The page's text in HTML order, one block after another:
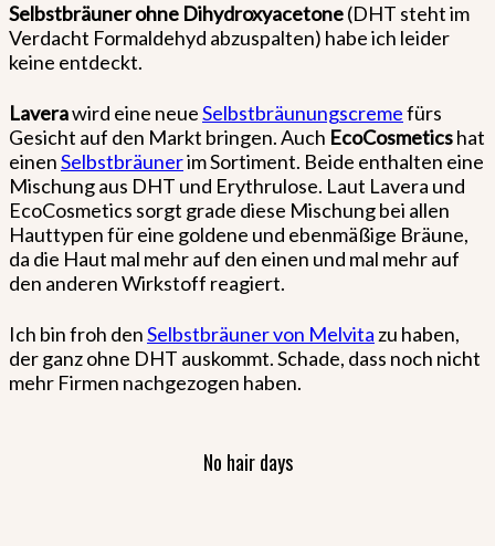
Selbstbräuner ohne Dihydroxyacetone(DHT steht im
Verdacht Formaldehyd abzuspalten) habe ich leider
keine entdeckt.
Laverawird eine neueSelbstbräunungscremefürs
Gesicht auf den Markt bringen. Auch EcoCosmeticshat
einenSelbstbräunerim Sortiment. Beide enthalten eine
Mischung aus DHT und Erythrulose. Laut Lavera und
EcoCosmetics sorgt grade diese Mischung bei allen
Hauttypen für eine goldene und ebenmäßige Bräune,
da die Haut mal mehr auf den einen und mal mehr auf
den anderen Wirkstoff reagiert.
Ich bin froh denSelbstbräuner von Melvitazu haben,
der ganz ohne DHT auskommt. Schade, dass noch nicht
mehr Firmen nachgezogen haben.
No hair days